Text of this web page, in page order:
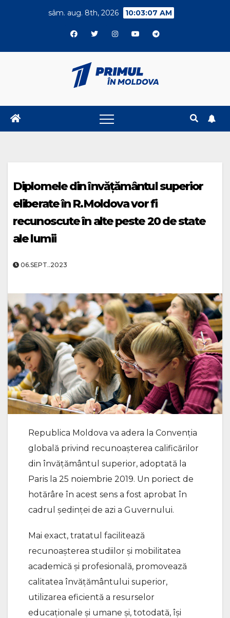
sâm. aug. 8th, 2026 10:03:08 AM
Diplomele din învățământul superior
eliberate în R.Moldova vor fi
recunoscute în alte peste 20 de state
ale lumii
06.SEPT..2023
Republica Moldova va adera la Convenția
globală privind recunoașterea calificărilor
din învățământul superior, adoptată la
Paris la 25 noiembrie 2019. Un poriect de
hotărâre în acest sens a fost aprobat în
cadrul ședinței de azi a Guvernului.
Mai exact, tratatul facilitează
recunoașterea studiilor și mobilitatea
academică și profesională, promovează
calitatea învățământului superior,
utilizarea eficientă a resurselor
educaționale și umane și, totodată, își